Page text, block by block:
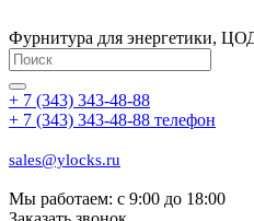
Фурнитура для энергетики,
+ 7 (343) 343-48-88
+ 7 (343) 343-48-88 телефон
sales@ylocks.ru
Мы работаем: с 9:00 до 18:00